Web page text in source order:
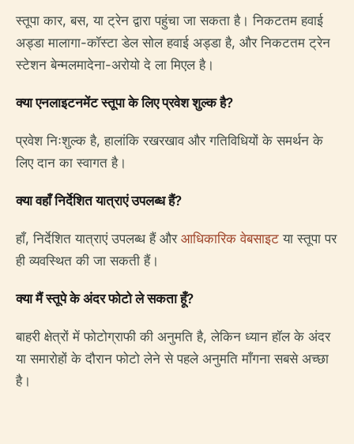
स्तूपा कार, बस, या ट्रेन द्वारा पहुंचा जा सकता है। निकटतम हवाई
अड्डा मालागा-कॉस्टा डेल सोल हवाई अड्डा है, और निकटतम ट्रेन
स्टेशन बेन्मलमादेना-अरोयो दे ला मिएल है।
क्या एनलाइटनमेंट स्तूपा के लिए प्रवेश शुल्क है?
प्रवेश निःशुल्क है, हालांकि रखरखाव और गतिविधियों के समर्थन के
लिए दान का स्वागत है।
क्या वहाँ निर्देशित यात्राएं उपलब्ध हैं?
हाँ, निर्देशित यात्राएं उपलब्ध हैं और आधिकारिक वेबसाइट या स्तूपा पर
ही व्यवस्थित की जा सकती हैं।
क्या मैं स्तूपे के अंदर फोटो ले सकता हूँ?
बाहरी क्षेत्रों में फोटोग्राफी की अनुमति है, लेकिन ध्यान हॉल के अंदर
या समारोहों के दौरान फोटो लेने से पहले अनुमति माँगना सबसे अच्छा
है।